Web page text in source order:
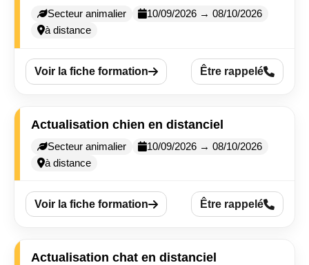
Secteur animalier
10/09/2026 → 08/10/2026
à distance
Voir la fiche formation Être rappelé
Actualisation chien en distanciel
Secteur animalier
10/09/2026 → 08/10/2026
à distance
Voir la fiche formation Être rappelé
Actualisation chat en distanciel